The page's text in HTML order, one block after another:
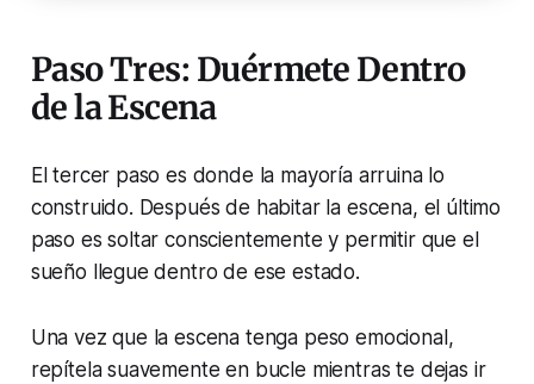
Paso Tres: Duérmete Dentro
de la Escena
El tercer paso es donde la mayoría arruina lo
construido. Después de habitar la escena, el último
paso es soltar conscientemente y permitir que el
sueño llegue dentro de ese estado.
Una vez que la escena tenga peso emocional,
repítela suavemente en bucle mientras te dejas ir